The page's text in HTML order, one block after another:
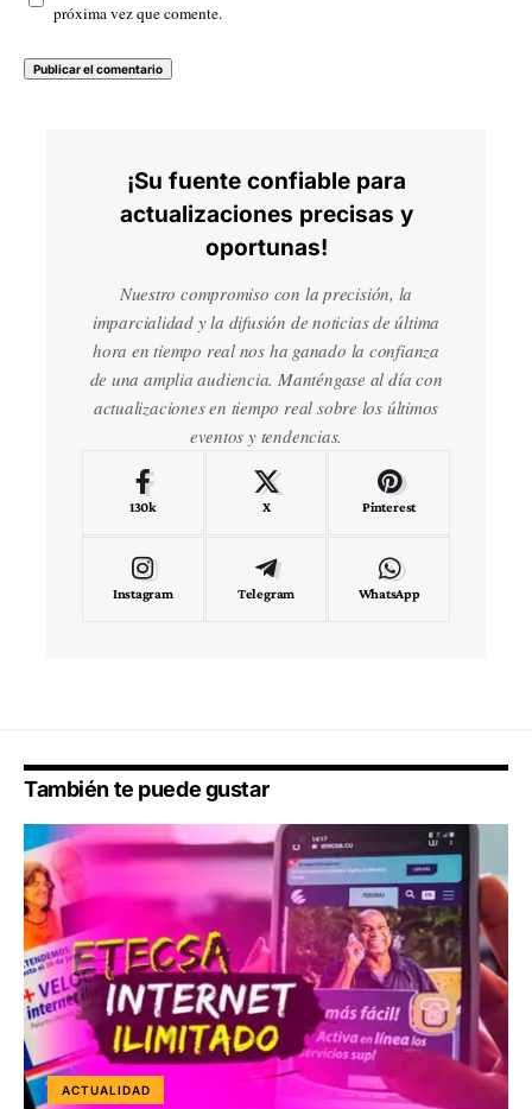
próxima vez que comente.
¡Su fuente confiable para
actualizaciones precisas y
oportunas!
Nuestro compromiso con la precisión, la
imparcialidad y la difusión de noticias de última
hora en tiempo real nos ha ganado la confianza
de una amplia audiencia. Manténgase al día con
actualizaciones en tiempo real sobre los últimos
eventos y tendencias.
130k X Pinterest
Instagram Telegram WhatsApp
También te puede gustar
ACTUALIDAD